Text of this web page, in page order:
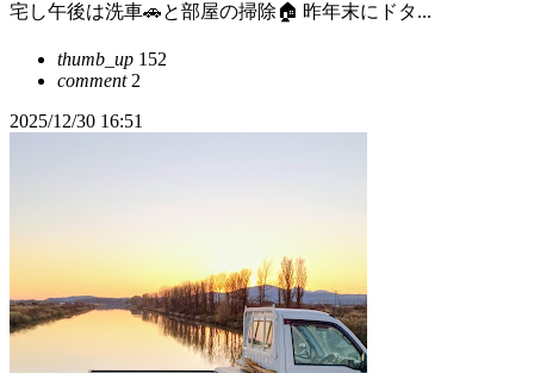
宅し午後は洗車🚗と部屋の掃除🏠 昨年末にドタ...
thumb_up 152
comment2
2025/12/30 16:51